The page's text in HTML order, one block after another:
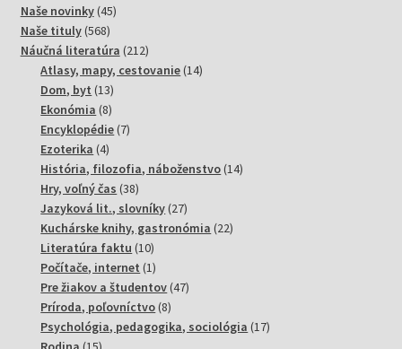
Naše novinky 4545
Naše tituly 568568
produktov
Náučná literatúra 212212
produktov
Atlasy, mapy, cestovanie 1414
Dom, byt 1313
produktov
Ekonómia 88
produktov
Encyklopédie 77
Ezoterika 44
produkty
História, filozofia, náboženstvo 1414
Hry, voľný čas 3838
produktov
Jazyková lit., slovníky 2727
produktov
Kuchárske knihy, gastronómia 2222
Literatúra faktu 1010
produktov
Počítače, internet 11
produkt
Pre žiakov a študentov 4747
Príroda, poľovníctvo 88
produktov
Psychológia, pedagogika, sociológia 1717
15